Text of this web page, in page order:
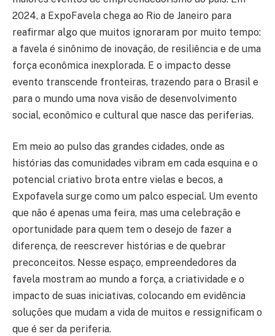
2024, a ExpoFavela chega ao Rio de Janeiro para
reafirmar algo que muitos ignoraram por muito tempo:
a favela é sinônimo de inovação, de resiliência e de uma
força econômica inexplorada. E o impacto desse
evento transcende fronteiras, trazendo para o Brasil e
para o mundo uma nova visão de desenvolvimento
social, econômico e cultural que nasce das periferias.
Em meio ao pulso das grandes cidades, onde as
histórias das comunidades vibram em cada esquina e o
potencial criativo brota entre vielas e becos, a
Expofavela surge como um palco especial. Um evento
que não é apenas uma feira, mas uma celebração e
oportunidade para quem tem o desejo de fazer a
diferença, de reescrever histórias e de quebrar
preconceitos. Nesse espaço, empreendedores da
favela mostram ao mundo a força, a criatividade e o
impacto de suas iniciativas, colocando em evidência
soluções que mudam a vida de muitos e ressignificam o
que é ser da periferia.